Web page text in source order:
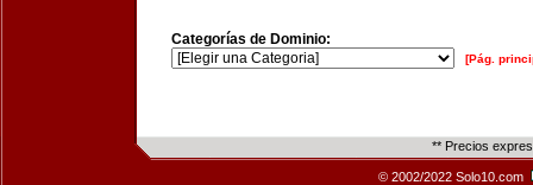
Categorías de Dominio:
[Pág.
** Precios
© 2002/2022 Solo10.com